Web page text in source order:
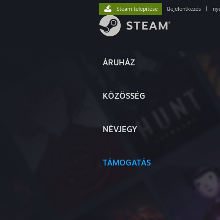
ÁRUHÁZ
KÖZÖSSÉG
NÉVJEGY
TÁMOGATÁS
Steam telepítése Bejelentkezés